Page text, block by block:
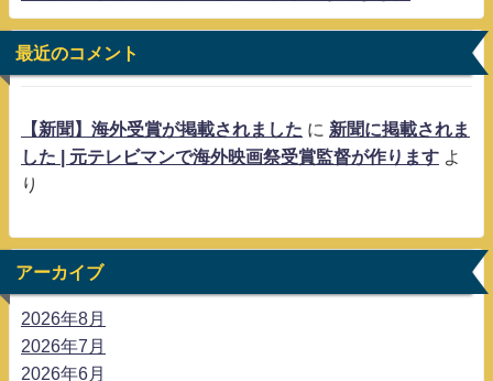
最近のコメント
【新聞】海外受賞が掲載されました に 新聞に掲載されま
した | 元テレビマンで海外映画祭受賞監督が作ります よ
り
アーカイブ
2026年8月
2026年7月
2026年6月